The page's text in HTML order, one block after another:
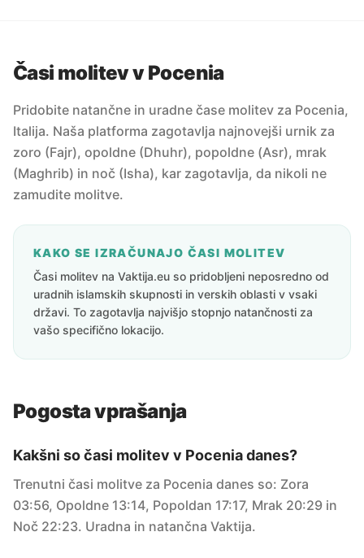
Časi molitev v Pocenia
Pridobite natančne in uradne čase molitev za Pocenia,
Italija. Naša platforma zagotavlja najnovejši urnik za
zoro (Fajr), opoldne (Dhuhr), popoldne (Asr), mrak
(Maghrib) in noč (Isha), kar zagotavlja, da nikoli ne
zamudite molitve.
KAKO SE IZRAČUNAJO ČASI MOLITEV
Časi molitev na Vaktija.eu so pridobljeni neposredno od
uradnih islamskih skupnosti in verskih oblasti v vsaki
državi. To zagotavlja najvišjo stopnjo natančnosti za
vašo specifično lokacijo.
Pogosta vprašanja
Kakšni so časi molitev v Pocenia danes?
Trenutni časi molitve za Pocenia danes so: Zora
03:56, Opoldne 13:14, Popoldan 17:17, Mrak 20:29 in
Noč 22:23. Uradna in natančna Vaktija.